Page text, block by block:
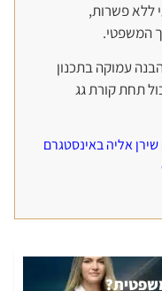
ללא פשרות,
המשפטי.
עמוקה בתכנון
תחת קורת גג
שירן אליה באינסטגרם